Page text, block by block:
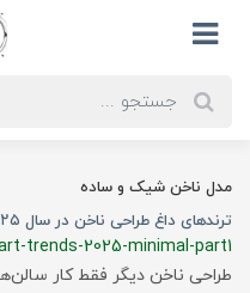
مدل ناخن شیک و ساده
ترندهای داغ طراحی ناخن در سال ۲۰۲۵؛ از مینیمال تا نگین‌دار PART 1
trends-2025-minimal-part1
طراحی ناخن دیگر فقط کار